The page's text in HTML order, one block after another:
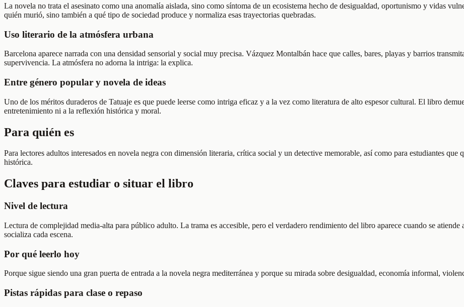
La novela no trata el asesinato como una anomalía aislada, sino como síntoma de un ecosistema hecho de desigualdad, oportunismo y vidas
quién murió, sino también a qué tipo de sociedad produce y normaliza esas trayectorias quebradas.
Uso literario de la atmósfera urbana
Barcelona aparece narrada con una densidad sensorial y social muy precisa. Vázquez Montalbán hace que calles, bares, playas y barrios
supervivencia. La atmósfera no adorna la intriga: la explica.
Entre género popular y novela de ideas
Uno de los méritos duraderos de Tatuaje es que puede leerse como intriga eficaz y a la vez como literatura de alto espesor cultural. El libro
entretenimiento ni a la reflexión histórica y moral.
Para quién es
Para lectores adultos interesados en novela negra con dimensión literaria, crítica social y un detective memorable, así como para estudiantes
histórica.
Claves para estudiar o situar el libro
Nivel de lectura
Lectura de complejidad media-alta para público adulto. La trama es accesible, pero el verdadero rendimiento del libro aparece cuando se
socializa cada escena.
Por qué leerlo hoy
Porque sigue siendo una gran puerta de entrada a la novela negra mediterránea y porque su mirada sobre desigualdad, economía informal,
Pistas rápidas para clase o repaso